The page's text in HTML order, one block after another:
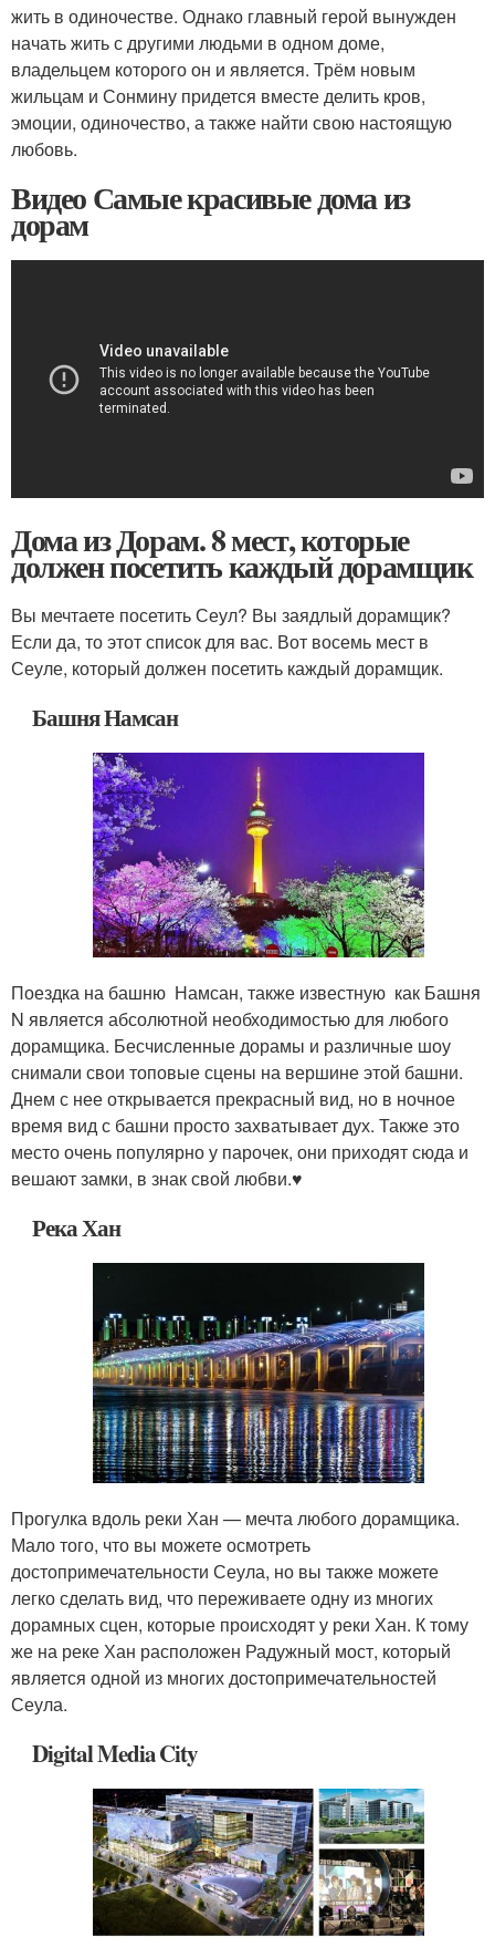
жить в одиночестве. Однако главный герой вынужден
начать жить с другими людьми в одном доме,
владельцем которого он и является. Трём новым
жильцам и Сонмину придется вместе делить кров,
эмоции, одиночество, а также найти свою настоящую
любовь.
Видео Самые красивые дома из
дорам
Дома из Дорам. 8 мест, которые
должен посетить каждый дорамщик
Вы мечтаете посетить Сеул? Вы заядлый дорамщик?
Если да, то этот список для вас. Вот восемь мест в
Сеуле, который должен посетить каждый дорамщик.
Башня Намсан
Поездка на башню Намсан, также известную как Башня
N является абсолютной необходимостью для любого
дорамщика. Бесчисленные дорамы и различные шоу
снимали свои топовые сцены на вершине этой башни.
Днем с нее открывается прекрасный вид, но в ночное
время вид с башни просто захватывает дух. Также это
место очень популярно у парочек, они приходят сюда и
вешают замки, в знак свой любви.♥
Река Хан
Прогулка вдоль реки Хан — мечта любого дорамщика.
Мало того, что вы можете осмотреть
достопримечательности Сеула, но вы также можете
легко сделать вид, что переживаете одну из многих
дорамных сцен, которые происходят у реки Хан. К тому
же на реке Хан расположен Радужный мост, который
является одной из многих достопримечательностей
Сеула.
Digital Media City